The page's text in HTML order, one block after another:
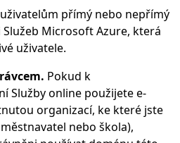
přímý nebo nepřímý
Microsoft Azure, která
uživatele.
Pokud k
Služby online použijete e-
organizací, ke které jste
nebo škola),